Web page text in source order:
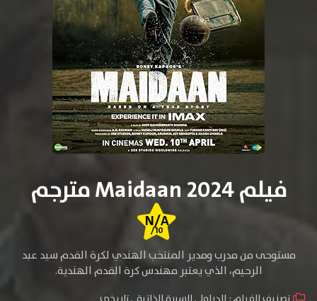
فيلم Maidaan 2024 مترجم
N/A
/10
مستوحى من مدرب ومدير المنتخب الهندي لكرة القدم سيد عبد
الرحيم، الذي يعتبر مهندس كرة القدم الهندية.